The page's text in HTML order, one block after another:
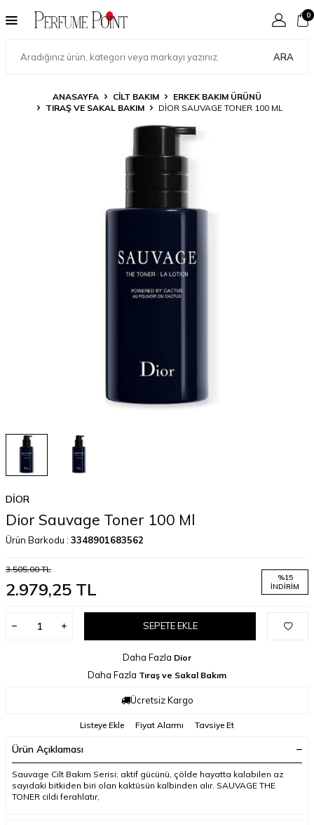
ARA
0
ANASAYFA CILT BAKIM
ERKEK BAKIM ÜRÜNÜ
TIRAŞ VE SAKAL BAKIM
DIOR SAUVAGE TONER 100 ML
DIOR
Dior Sauvage Toner 100 Ml
Ürün Barkodu : 3348901683562
3.505,00TL
2.979,25 TL
%15
İNDIRIM
SEPETE EKLE
Daha Fazla Dior
Daha Fazla Tıraş ve Sakal Bakım
Ücretsiz Kargo
Listeye Ekle Fiyat Alarmı Tavsiye Et
Ürün Açıklaması
Sauvage Cilt Bakım Serisi; aktif gücünü, çölde hayatta kalabilen az
sayıdaki bitkiden biri olan kaktüsün kalbinden alır. SAUVAGE THE
TONER cildi ferahlatır,